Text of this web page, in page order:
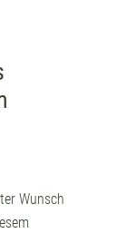
Wunsch